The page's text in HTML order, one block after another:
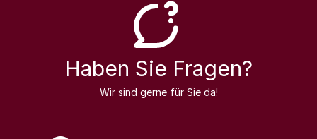
Haben Sie Fragen?
Wir sind gerne für Sie da!